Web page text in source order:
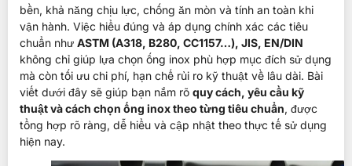
bền, khả năng chịu lực, chống ăn mòn và tính an toàn khi
vận hành. Việc hiểu đúng và áp dụng chính xác các tiêu
chuẩn như ASTM (A318, B280, CC1157…), JIS, EN/DIN
không chỉ giúp lựa chọn ống inox phù hợp mục đích sử dụng
mà còn tối ưu chi phí, hạn chế rủi ro kỹ thuật về lâu dài. Bài
viết dưới đây sẽ giúp bạn nắm rõ quy cách, yêu cầu kỹ
thuật và cách chọn ống inox theo từng tiêu chuẩn, được
tổng hợp rõ ràng, dễ hiểu và cập nhật theo thực tế sử dụng
hiện nay.